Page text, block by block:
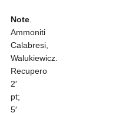
Note.
Ammoniti
Calabresi,
Walukiewicz.
Recupero
2′
pt;
5′